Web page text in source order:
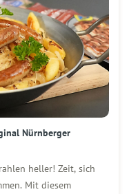
Nürnberger
heller! Zeit, sich
Mit diesem